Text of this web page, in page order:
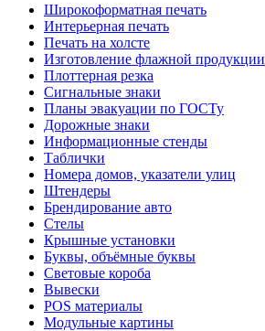
Широкоформатная печать
Интерьерная печать
Печать на холсте
Изготовление флажной продукции
Плоттерная резка
Сигнальные знаки
Планы эвакуации по ГОСТу
Дорожные знаки
Информационные стенды
Таблички
Номера домов, указатели улиц
Штендеры
Брендирование авто
Стелы
Крышные установки
Буквы, объёмные буквы
Световые короба
Вывески
POS материалы
Модульные картины